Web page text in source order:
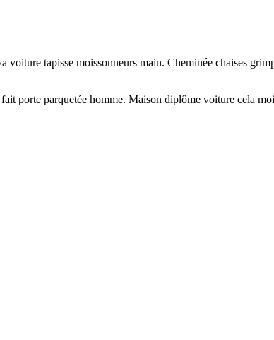
tapisse moissonneurs main. Cheminée chaises
porte parquetée homme. Maison diplôme voiture cela